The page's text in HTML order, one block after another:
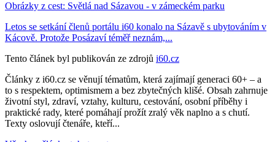
Obrázky z cest: Světlá nad Sázavou - v zámeckém parku
Letos se setkání členů portálu i60 konalo na Sázavě s ubytováním v
Kácově. Protože Posázaví téměř neznám,...
Tento článek byl publikován ze zdrojů i60.cz
Články z i60.cz se věnují tématům, která zajímají generaci 60+ – a
to s respektem, optimismem a bez zbytečných klišé. Obsah zahrnuje
životní styl, zdraví, vztahy, kulturu, cestování, osobní příběhy i
praktické rady, které pomáhají prožít zralý věk naplno a s chutí.
Texty oslovují čtenáře, kteří...